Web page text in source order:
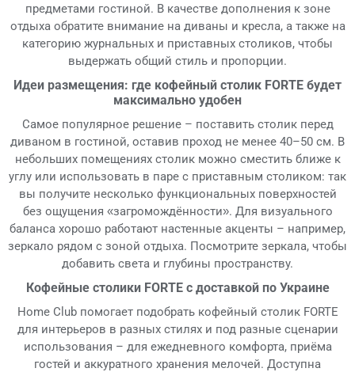
предметами гостиной. В качестве дополнения к зоне
отдыха обратите внимание на диваны и кресла, а также на
категорию журнальных и приставных столиков, чтобы
выдержать общий стиль и пропорции.
Идеи размещения: где кофейный столик FORTE будет
максимально удобен
Самое популярное решение – поставить столик перед
диваном в гостиной, оставив проход не менее 40–50 см. В
небольших помещениях столик можно сместить ближе к
углу или использовать в паре с приставным столиком: так
вы получите несколько функциональных поверхностей
без ощущения «загромождённости». Для визуального
баланса хорошо работают настенные акценты – например,
зеркало рядом с зоной отдыха. Посмотрите зеркала, чтобы
добавить света и глубины пространству.
Кофейные столики FORTE с доставкой по Украине
Home Club помогает подобрать кофейный столик FORTE
для интерьеров в разных стилях и под разные сценарии
использования – для ежедневного комфорта, приёма
гостей и аккуратного хранения мелочей. Доступна